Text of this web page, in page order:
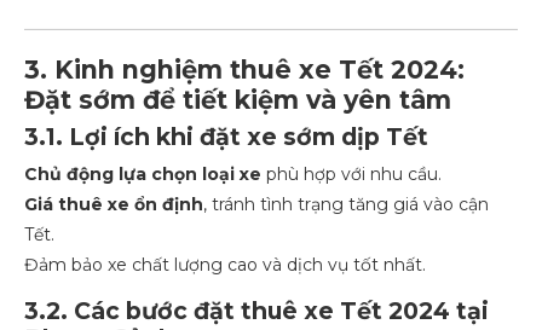
3. Kinh nghiệm thuê xe Tết 2024:
Đặt sớm để tiết kiệm và yên tâm
3.1. Lợi ích khi đặt xe sớm dịp Tết
Chủ động lựa chọn loại xe phù hợp với nhu cầu.
Giá thuê xe ổn định, tránh tình trạng tăng giá vào cận
Tết.
Đảm bảo xe chất lượng cao và dịch vụ tốt nhất.
3.2. Các bước đặt thuê xe Tết 2024 tại